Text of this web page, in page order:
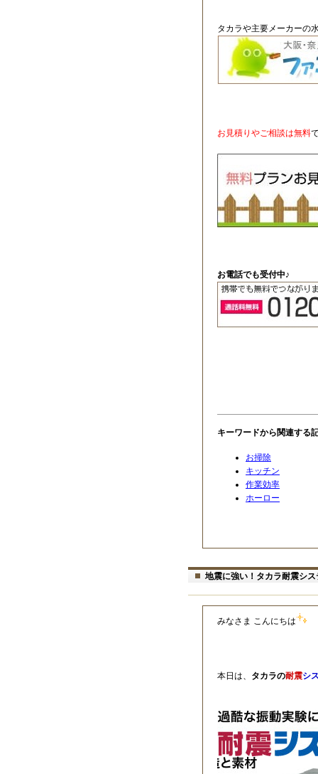
タカラや主要メーカーの
お見積りやご相談は無料
お電話でも受付中♪
キーワードから関連する
お掃除
キッチン
作業効率
ホーロー
地震に強い！タカラ耐震シ
みなさま こんにちは
本日は、 タカラの耐震シ